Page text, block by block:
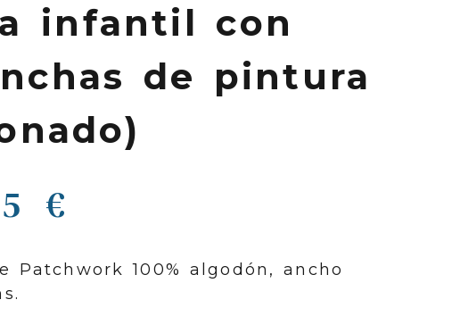
infantil con
de pintura
€
Patchwork 100% algodón, ancho